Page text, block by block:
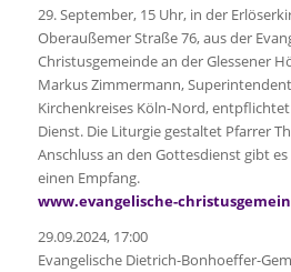
29. September, 15 Uhr, in der
Oberaußemer Straße 76, aus der
Christusgemeinde an der Glessener
Markus Zimmermann,
Kirchenkreises Köln-Nord,
Dienst. Die Liturgie gestaltet Pfarrer
Anschluss an den Gottesdienst gibt
einen Empfang.
www.evangelische-
29.09.2024, 17:00
Evangelische Dietrich-Bonhoeffer-